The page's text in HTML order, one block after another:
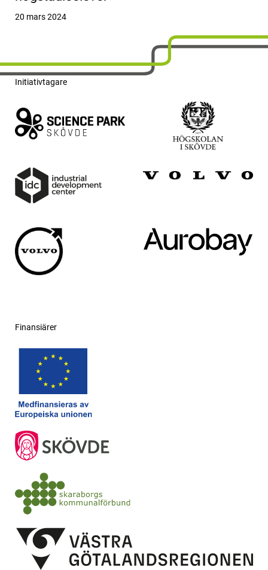
Publicerat
20 mars 2024
Initiativtagare
Finansiärer